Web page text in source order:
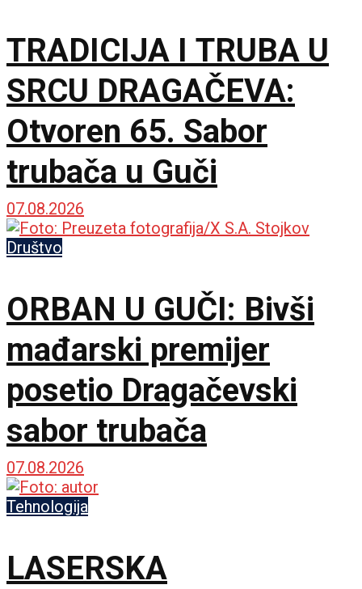
TRADICIJA I TRUBA U
SRCU DRAGAČEVA:
Otvoren 65. Sabor
trubača u Guči
07.08.2026
Društvo
ORBAN U GUČI: Bivši
mađarski premijer
posetio Dragačevski
sabor trubača
07.08.2026
Tehnologija
LASERSKA